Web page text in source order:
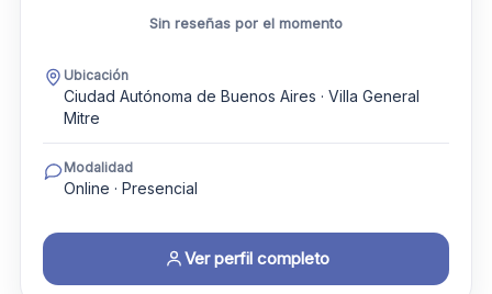
Sin reseñas por el momento
Ubicación
Ciudad Autónoma de Buenos Aires · Villa General
Mitre
Modalidad
Online · Presencial
Ver perfil completo